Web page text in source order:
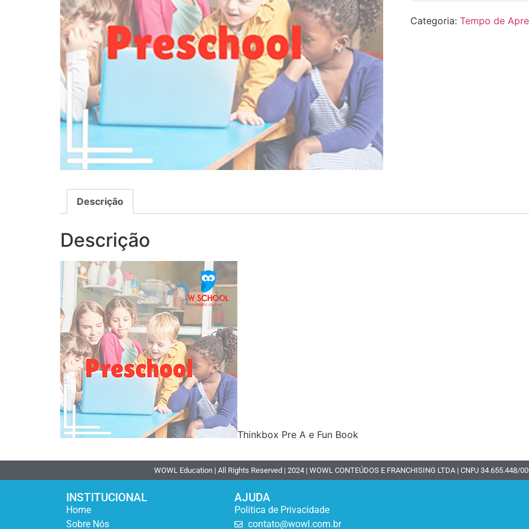
Categoria: Tempo de
Descrição
Descrição
Thinkbox Pre A e Fun Book
WOWL Education | All Rights Reserved | 2024 | WOWL CONTEÚDOS E FRANCHISING LTDA | CNPJ 34.655.448/
INSTITUCIONAL
Home
Sobre Nós
AJUDA
Politica de Privacidade
contato@wowl.com.br